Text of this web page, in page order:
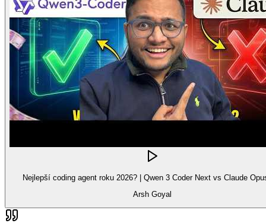
Nejlepší coding agent roku 2026? | Qwen 3 Coder Next vs Claude
Arsh Goyal